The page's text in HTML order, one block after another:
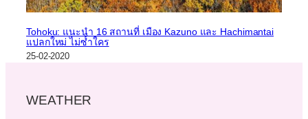
Tohoku: แนะนำ 16 สถานที่ เมือง Kazuno และ Hachimantai
แปลกใหม่ ไม่ซ้ำใคร
25-02-2020
WEATHER